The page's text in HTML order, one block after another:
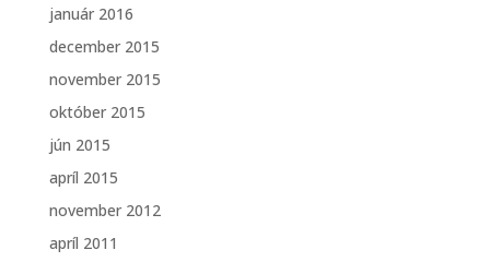
január 2016
december 2015
november 2015
október 2015
jún 2015
apríl 2015
november 2012
apríl 2011